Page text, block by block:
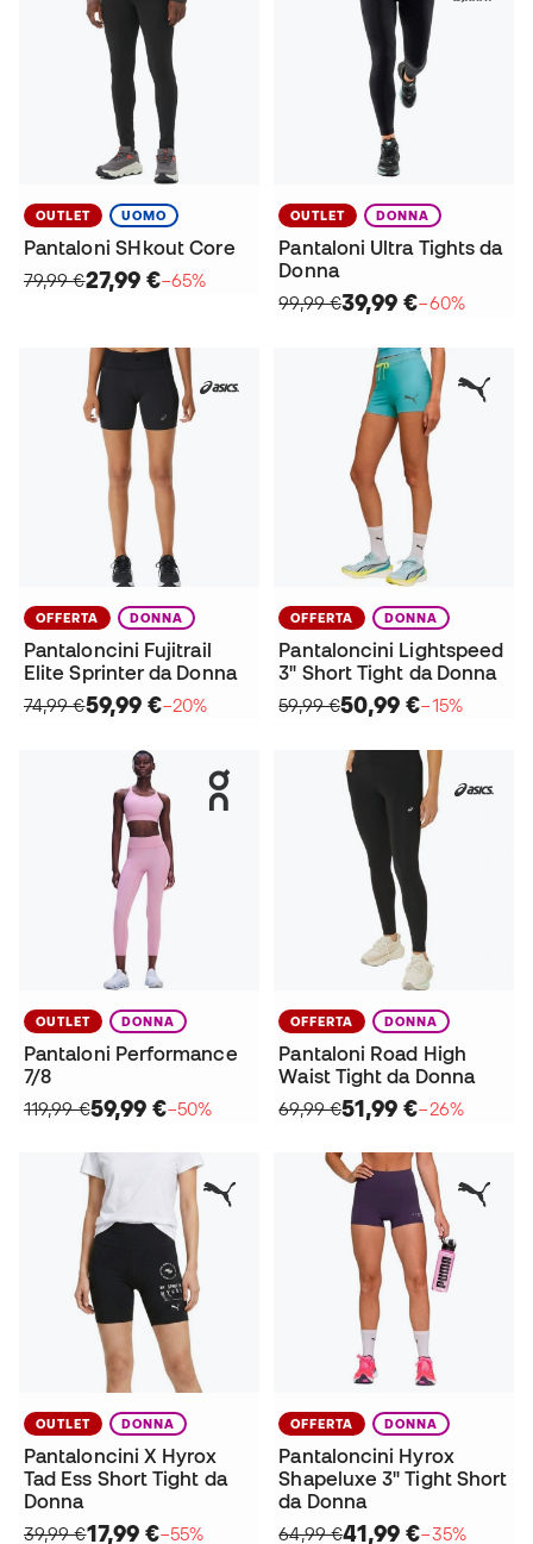
OUTLET UOMO
Pantaloni SHkout Core
79,99 €27,99 €−65%
OUTLET DONNA
Pantaloni Ultra Tights da
Donna
99,99 €39,99 €−60%
OFFERTA DONNA
Pantaloncini Fujitrail
Elite Sprinter da Donna
74,99 €59,99 €−20%
OFFERTA DONNA
Pantaloncini Lightspeed
3" Short Tight da Donna
59,99 €50,99 €−15%
OUTLET DONNA
Pantaloni Performance
7/8
119,99 €59,99 €−50%
OFFERTA DONNA
Pantaloni Road High
Waist Tight da Donna
69,99 €51,99 €−26%
OUTLET DONNA
Pantaloncini X Hyrox
Tad Ess Short Tight da
Donna
39,99 €17,99 €−55%
OFFERTA DONNA
Pantaloncini Hyrox
Shapeluxe 3" Tight Short
da Donna
64,99 €41,99 €−35%